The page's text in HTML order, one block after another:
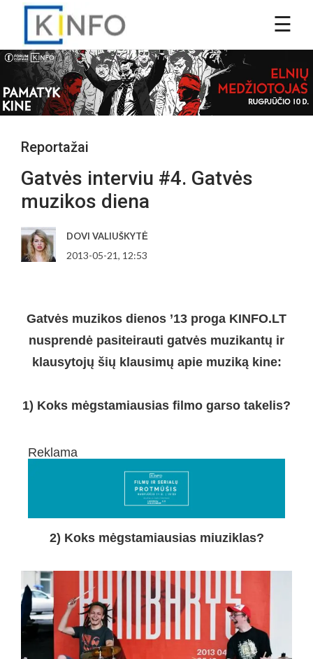
Reportažai
Gatvės interviu #4. Gatvės
muzikos diena
DOVI VALIUŠKYTĖ
2013-05-21, 12:53
Gatvės muzikos dienos ’13 proga KINFO.LT
nusprendė pasiteirauti gatvės muzikantų ir
klausytojų šių klausimų apie muziką kine:
1) Koks mėgstamiausias filmo garso takelis?
Reklama
2) Koks mėgstamiausias miuziklas?